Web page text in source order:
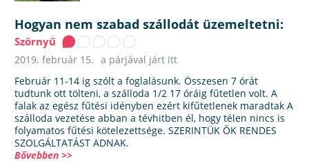
Hogyan nem szabad szállodát üzemeltetni:
Szörnyű
2019. február 15. a párjával járt itt
Február 11-14 ig szólt a foglalásunk. Összesen 7 órát
tudtunk ott tölteni, a szálloda 1/2 17 óráig fűtetlen volt. A
falak az egész fűtési idényben ezért kifűtetlenek maradtak A
szálloda vezetése abban a tévhitben él, hogy télen nincs is
folyamatos fűtési kötelezettsége. SZERINTÜK ŐK RENDES
SZOLGÁLTATÁST ADNAK.
Bővebben >>